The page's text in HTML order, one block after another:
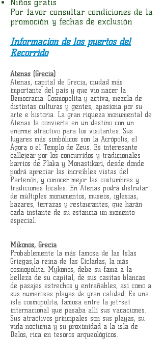
Niños gratis
Por favor consultar condiciones de la
promoción y fechas de exclusión
Información de los puertos del
Recorrido
Atenas (Grecia)
Atenas, capital de Grecia, ciudad más
importante del país y que vio nacer la
Democracia. Cosmopolita y activa, mezcla de
distintas culturas y gentes, apasiona por su
arte e historia. La gran riqueza monumental de
Atenas la convierte en un destino con un
enorme atractivo para los visitantes. Sus
lugares más simbólicos son la Acrópolis, el
Ágora o el Templo de Zeus. Es interesante
callejear por los concurridos y tradicionales
barrios de Plaka y Monastikari, desde donde
podrá apreciar las increíbles vistas del
Partenón, y conocer mejor las costumbres y
tradiciones locales. En Atenas podrá disfrutar
de múltiples monumentos, museos, iglesias,
bazares, terrazas y restaurantes, que harán
cada instante de su estancia un momento
especial.
Mikonos, Grecia
Probablemente la más famosa de las Islas
Griegas,la reina de las Cícladas, la más
cosmopolita. Mykonos, debe su fama a la
belleza de su capital, de sus casitas blancas
de pasajes estrechos y entrañables, así como a
sus numerosas playas de gran calidad. Es una
isla cosmopolita, famosa entre la jet-set
internacional que pasaba allí sus vacaciones.
Sus atractivos principales son sus playas, su
vida nocturna y su proximidad a la isla de
Delos, rica en tesoros arqueológicos.